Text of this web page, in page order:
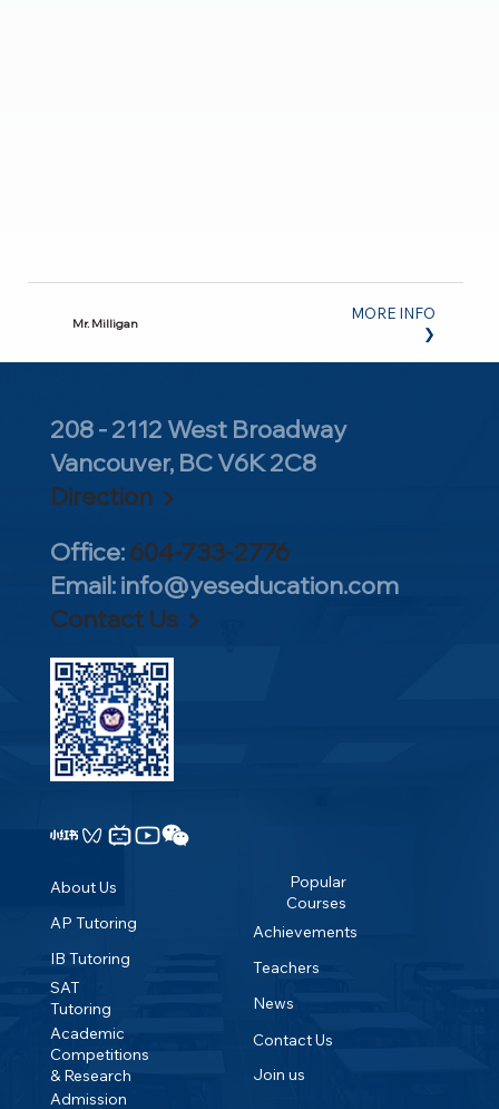
Mr. Milligan
MORE INFO
❯
208 - 2112 West Broadway
Vancouver, BC V6K 2C8
Direction ▶
Office:604-733-2776
Email:info@yeseducation.com
Contact Us ▶
About Us
AP Tutoring
IB Tutoring
SAT
Tutoring
Academic
Competitions
& Research
Admission
Popular
Courses
Achievements
Teachers
News
Contact Us
Join us